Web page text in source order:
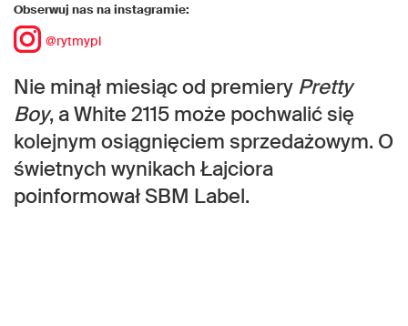
Obserwuj nas na instagramie:
@rytmypl
Nie minął miesiąc od premiery Pretty
Boy, a White 2115 może pochwalić się
kolejnym osiągnięciem sprzedażowym. O
świetnych wynikach Łajciora
poinformował SBM Label.